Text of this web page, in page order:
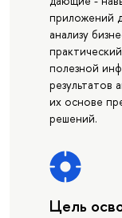
приложений
анализу
полезной
результатов
их основе
решений.
Цель